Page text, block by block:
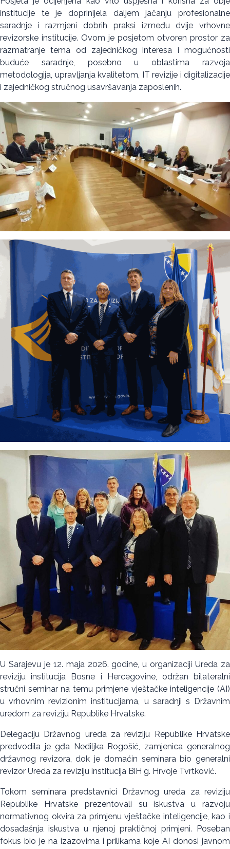
institucije te je doprinijela daljem jačanju profesionalne
saradnje i razmjeni dobrih praksi između dvije vrhovne
revizorske institucije. Ovom je posjetom otvoren prostor za
razmatranje tema od zajedničkog interesa i mogućnosti
buduće saradnje, posebno u oblastima razvoja
metodologija, upravljanja kvalitetom, IT revizije i digitalizacije
i zajedničkog stručnog usavršavanja zaposlenih.
U Sarajevu je 12. maja 2026. godine, u organizaciji Ureda za
reviziju institucija Bosne i Hercegovine, održan bilateralni
stručni seminar na temu primjene vještačke inteligencije (AI)
u vrhovnim revizionim institucijama, u saradnji s Državnim
uredom za reviziju Republike Hrvatske.
Delegaciju Državnog ureda za reviziju Republike Hrvatske
predvodila je gđa Nediljka Rogošić, zamjenica generalnog
državnog revizora, dok je domaćin seminara bio generalni
revizor Ureda za reviziju institucija BiH g. Hrvoje Tvrtković.
Tokom seminara predstavnici Državnog ureda za reviziju
Republike Hrvatske prezentovali su iskustva u razvoju
normativnog okvira za primjenu vještačke inteligencije, kao i
dosadašnja iskustva u njenoj praktičnoj primjeni. Poseban
fokus bio je na izazovima i prilikama koje AI donosi javnom